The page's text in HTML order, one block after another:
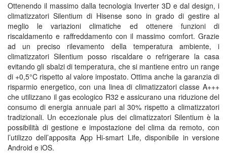
Ottenendo il massimo dalla tecnologia Inverter 3D e dal design, i
climatizzatori Silentium di Hisense sono in grado di gestire al
meglio le variazioni climatiche ed ottenere funzioni di
riscaldamento e raffreddamento con il massimo comfort. Grazie
ad un preciso rilevamento della temperatura ambiente, i
climatizzatori Silentium posso riscaldare o refrigerare la casa
evitando gli sbalzi di temperatura, che si mantiene entro un range
di +0,5°C rispetto al valore impostato. Ottima anche la garanzia di
risparmio energetico, con una linea di climatizzatori classe A+++
che utilizzano il gas ecologico R32 e assicurano una riduzione del
consumo di energia annuale pari al 30% rispetto a climatizzatori
tradizionali. Un eccezionale plus dei climatizzatori Silentium è la
possibilità di gestione e impostazione del clima da remoto, con
l’utilizzo dell’apposita App Hi-smart Life, disponibile in versione
Android e iOS.